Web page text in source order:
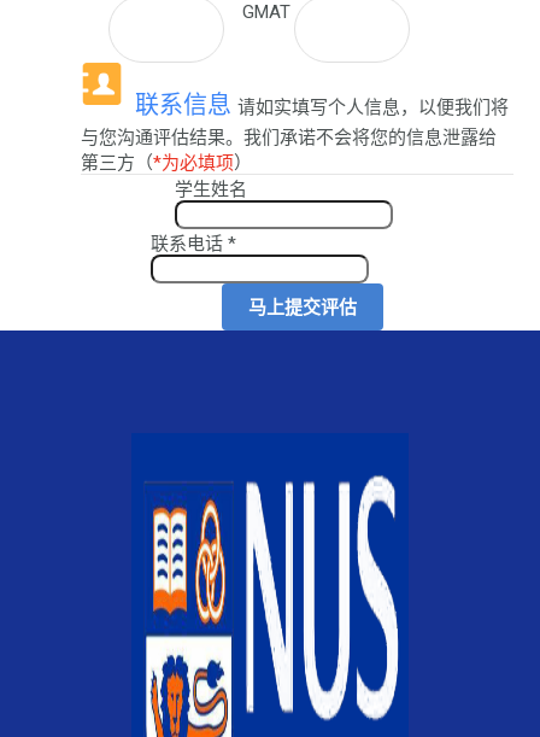
GMAT
联系信息 请如实填写个人信息，以便我们将
与您沟通评估结果。我们承诺不会将您的信息泄露给
第三方（*为必填项）
学生姓名
联系电话*
马上提交评估